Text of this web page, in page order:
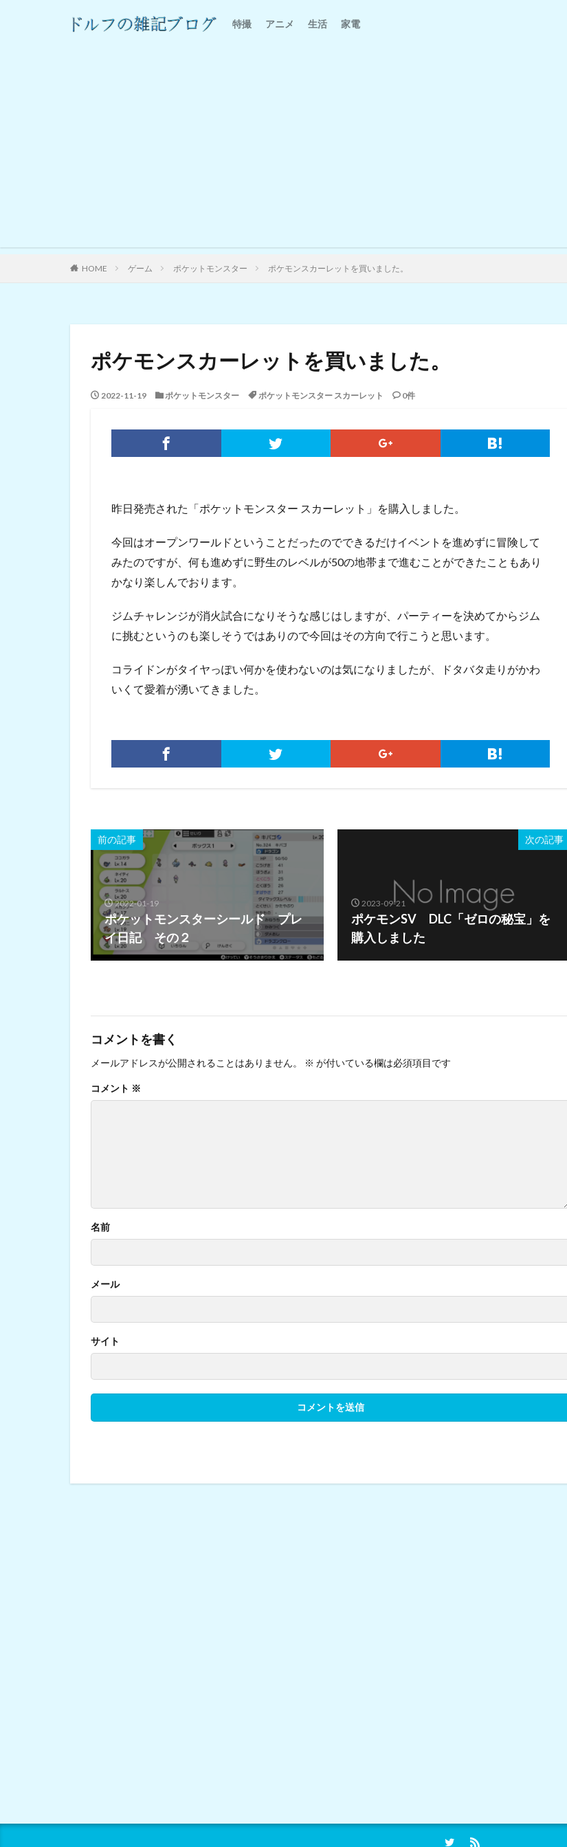
特撮 アニメ 生活 家電
HOME ゲーム ポケットモンスター ポケモンスカーレットを買いました。
ポケモンスカーレットを買いました。
2022-11-19 ポケットモンスター ポケットモンスター スカーレット 0件
昨日発売された「ポケットモンスター スカーレット」を購入しました。
今回はオープンワールドということだったのでできるだけイベントを進めずに冒険して
みたのですが、何も進めずに野生のレベルが50の地帯まで進むことができたこともあり
かなり楽しんでおります。
ジムチャレンジが消火試合になりそうな感じはしますが、パーティーを決めてからジム
に挑むというのも楽しそうではありので今回はその方向で行こうと思います。
コライドンがタイヤっぽい何かを使わないのは気になりましたが、ドタバタ走りがかわ
いくて愛着が湧いてきました。
前の記事
2022-01-19
ポケットモンスターシールド プレ
イ日記 その２
次の記事
2023-09-21
ポケモンSV DLC「ゼロの秘宝」を
購入しました
コメントを書く
メールアドレスが公開されることはありません。 ※ が付いている欄は必須項目です
コメント ※
名前
メール
サイト